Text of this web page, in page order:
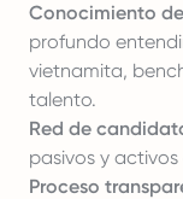
Conocimiento
profundo
vietnamita,
talento.
Red de
pasivos y activos
Proceso